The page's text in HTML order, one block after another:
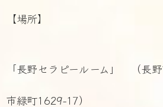
【場所】
「長野セラピールーム」 （長
市緑町1629-17）